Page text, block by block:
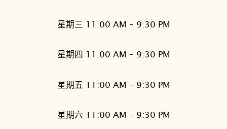
星期三 11:00 AM – 9:30 PM
星期四 11:00 AM – 9:30 PM
星期五 11:00 AM – 9:30 PM
星期六 11:00 AM – 9:30 PM